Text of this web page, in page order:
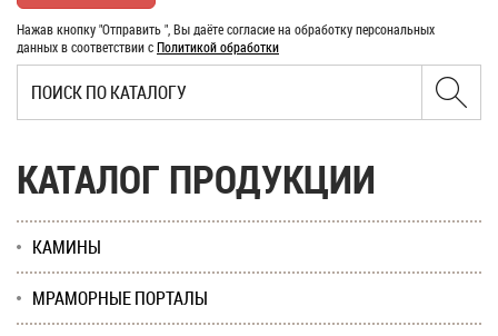
Нажав кнопку "Отправить ", Вы даёте согласие на обработку персональных
данных в соответствии сПолитикой обработки
КАТАЛОГ ПРОДУКЦИИ
КАМИНЫ
МРАМОРНЫЕ ПОРТАЛЫ